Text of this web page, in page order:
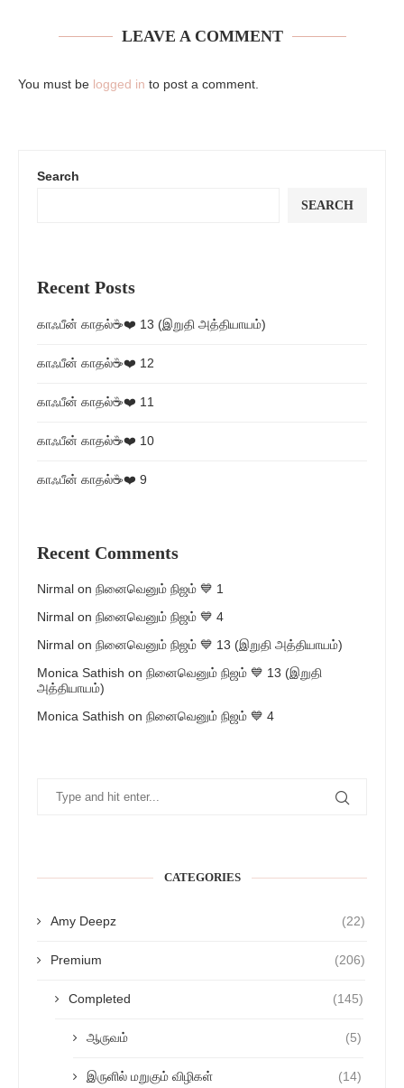
LEAVE A COMMENT
You must be logged in to post a comment.
Search
SEARCH
Recent Posts
காஃபீன் காதல்☕❤️ 13 (இறுதி அத்தியாயம்)
காஃபீன் காதல்☕❤️ 12
காஃபீன் காதல்☕❤️ 11
காஃபீன் காதல்☕❤️ 10
காஃபீன் காதல்☕❤️ 9
Recent Comments
Nirmal on நினைவெனும் நிஜம் 💙 1
Nirmal on நினைவெனும் நிஜம் 💙 4
Nirmal on நினைவெனும் நிஜம் 💙 13 (இறுதி அத்தியாயம்)
Monica Sathish on நினைவெனும் நிஜம் 💙 13 (இறுதி
அத்தியாயம்)
Monica Sathish on நினைவெனும் நிஜம் 💙 4
CATEGORIES
Amy Deepz (22)
Premium (206)
Completed (145)
ஆருவம் (5)
இருளில் மறுகும் விழிகள் (14)